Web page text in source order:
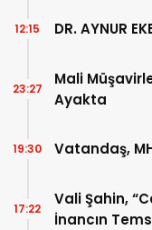
DR. AYNUR
12:15
Mali
Ayakta
23:27
Vatandaş,
19:30
Vali Şahin,
İnancın
17:22